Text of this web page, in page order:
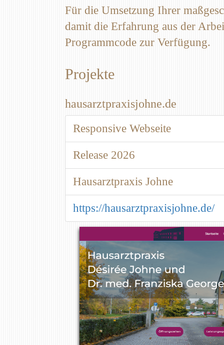
Für die Umsetzung Ihrer
damit die Erfahrung aus der
Programmcode zur Verfügung.
Projekte
hausarztpraxisjohne.de
Responsive Webseite
Release 2026
Hausarztpraxis Johne
https://hausarztpraxisjohne.de/